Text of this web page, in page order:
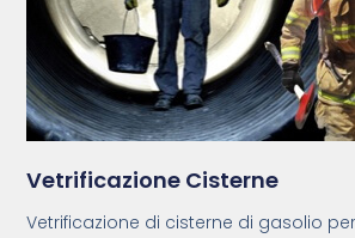
Vetrificazione Cisterne
Vetrificazione di cisterne di gasolio